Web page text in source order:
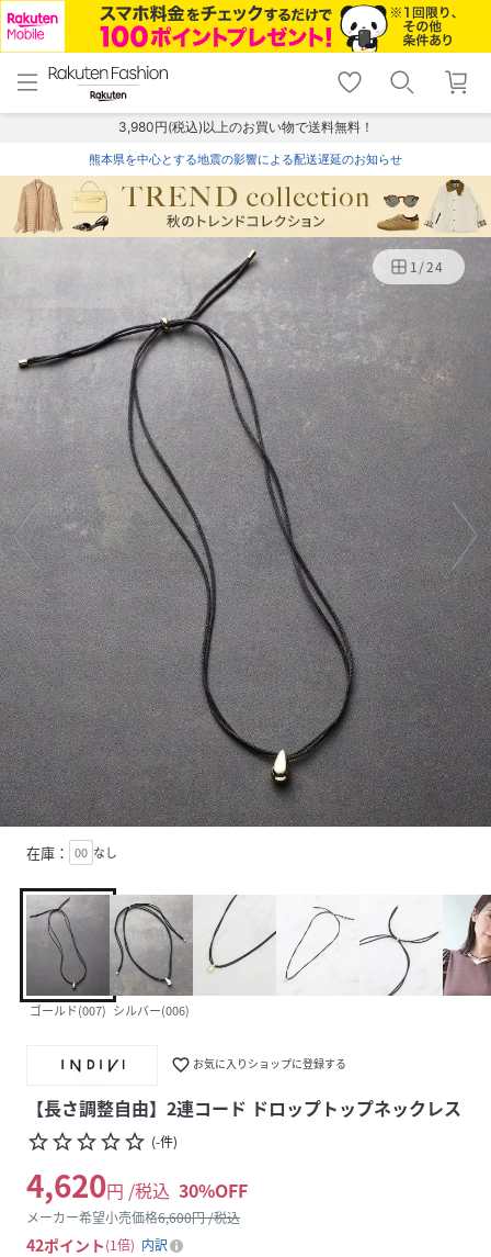
menu home
トップ
shopping_cart lock_outline
ログイン
3,980円(税込)以上のお買い物で送料無料！
熊本県を中心とする地震の影響による配送遅延のお知らせ
1/24
在庫： 00 なし
ゴールド(007) シルバー(006)
favorite_border お気に入りショップに登録する
【長さ調整自由】2連コード ドロップトップネックレス
star_borderstar_borderstar_borderstar_borderstar_border (-件)
4,620円 /税込 30%OFF
メーカー希望小売価格6,600円 /税込
42ポイント 1倍 内訳